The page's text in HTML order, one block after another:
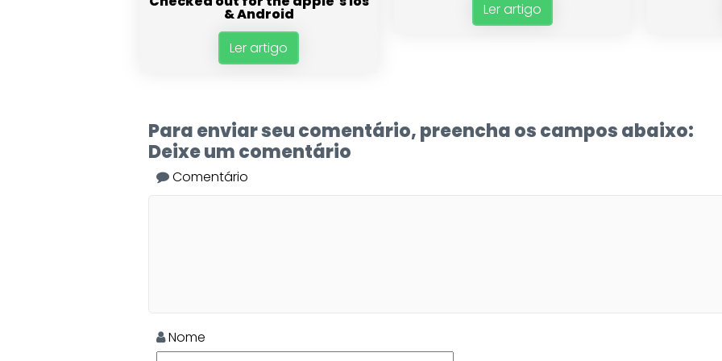
& Android
Ler artigo
Ler artigo
Para enviar seu comentário, preencha os campos abaixo:
Deixe um comentário
Comentário
Nome